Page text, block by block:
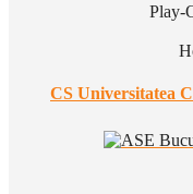
Play-
CS Universitatea